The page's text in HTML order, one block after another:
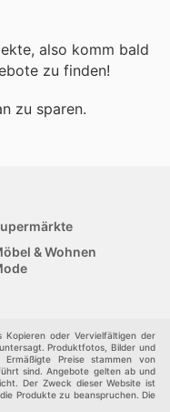
also komm bald
zu finden!
zu sparen.
& Wohnen
oder Vervielfältigen der
Produktfotos, Bilder und
Ermäßigte Preise stammen von
sind. Angebote gelten ab und
Der Zweck dieser Website ist
Produkte zu beanspruchen. Die